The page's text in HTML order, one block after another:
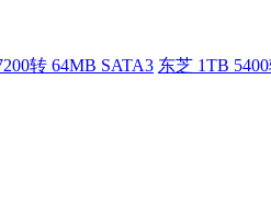
转 64MB SATA3 东芝 1TB